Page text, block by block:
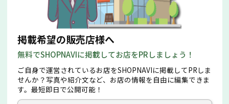
掲載希望の販売店様へ
無料でSHOPNAVIに掲載してお店をPRしましょう！
ご自身で運営されているお店をSHOPNAVIに掲載してPRしま
せんか？写真や紹介文など、お店の情報を自由に編集できま
す。最短即日で公開可能！